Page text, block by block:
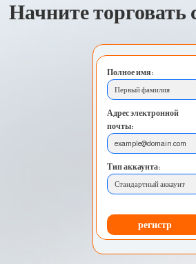
Начните торговать
Полное имя:
Первый фамилия
Адрес электронной
почты:
example@domain.com
Тип аккаунта:
Стандартный аккаунт
регистр